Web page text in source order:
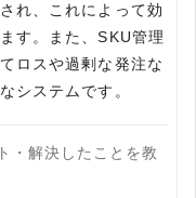
れ、これによって効
す。また、SKU管理
ロスや過剰な発注な
システムです。
・解決したことを教